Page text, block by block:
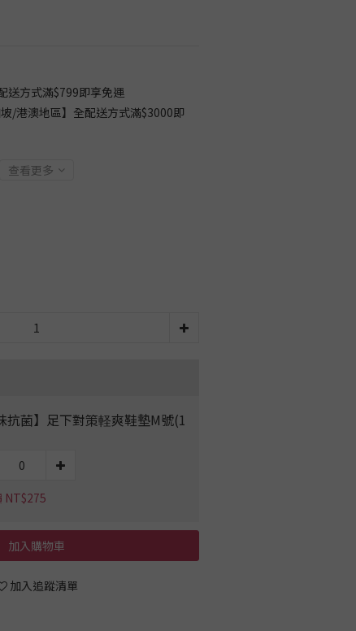
送方式滿$799即享免運
/港澳地區】全配送方式滿$3000即
查看更多
抗菌】足下對策軽爽鞋墊M號(1
NT$275
加入購物車
加入追蹤清單